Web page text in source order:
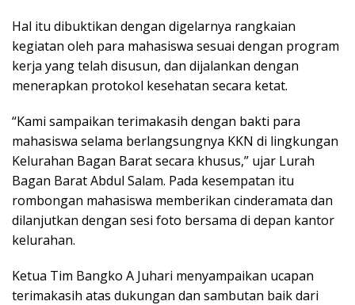
Hal itu dibuktikan dengan digelarnya rangkaian
kegiatan oleh para mahasiswa sesuai dengan program
kerja yang telah disusun, dan dijalankan dengan
menerapkan protokol kesehatan secara ketat.
“Kami sampaikan terimakasih dengan bakti para
mahasiswa selama berlangsungnya KKN di lingkungan
Kelurahan Bagan Barat secara khusus,” ujar Lurah
Bagan Barat Abdul Salam. Pada kesempatan itu
rombongan mahasiswa memberikan cinderamata dan
dilanjutkan dengan sesi foto bersama di depan kantor
kelurahan.
Ketua Tim Bangko A Juhari menyampaikan ucapan
terimakasih atas dukungan dan sambutan baik dari